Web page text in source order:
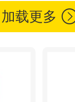
加载更多